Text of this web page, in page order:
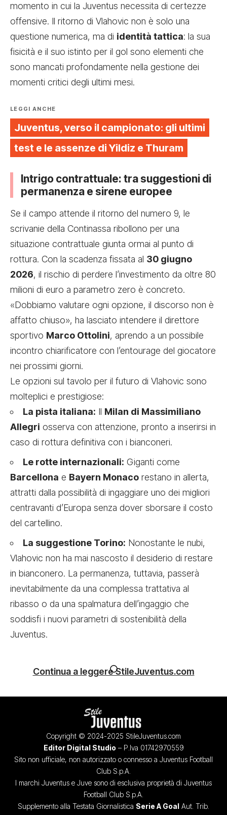
momento in cui la Juventus necessita di certezze
offensive. Il ritorno di Vlahovic non è solo una
questione numerica, ma di identità tattica: la sua
fisicità e il suo istinto per il gol sono elementi che
sono mancati profondamente nella gestione dei
momenti critici degli ultimi mesi.
LEGGI ANCHE
Juventus, verso il campionato: gli ultimi
test e le assenze di Yildiz e Thuram
Intrigo contrattuale: tra suggestioni di
permanenza e sirene europee
Se il campo attende il ritorno del numero 9, le
scrivanie della Continassa ribollono per una
situazione contrattuale giunta ormai al punto di
rottura. Con la scadenza fissata al 30 giugno
2026, il rischio di perdere l’investimento da oltre 80
milioni di euro a parametro zero è concreto.
«Dobbiamo valutare ogni opzione, il discorso non è
affatto chiuso», ha lasciato intendere il direttore
sportivo Marco Ottolini, aprendo a un possibile
incontro chiarificatore con l’entourage del giocatore
nei prossimi giorni.
Le opzioni sul tavolo per il futuro di Vlahovic sono
molteplici e prestigiose:
La pista italiana: Il Milan di Massimiliano
Allegri osserva con attenzione, pronto a inserirsi in
caso di rottura definitiva con i bianconeri.
Le rotte internazionali: Giganti come
Barcellona e Bayern Monaco restano in allerta,
attratti dalla possibilità di ingaggiare uno dei migliori
centravanti d’Europa senza dover sborsare il costo
del cartellino.
La suggestione Torino: Nonostante le nubi,
Vlahovic non ha mai nascosto il desiderio di restare
in bianconero. La permanenza, tuttavia, passerà
inevitabilmente da una complessa trattativa al
ribasso o da una spalmatura dell’ingaggio che
soddisfi i nuovi parametri di sostenibilità della
Juventus.
Continua a leggere StileJuventus.com
Copyright © 2024-2025 StileJuventus.com
Editor Digital Studio – P.Iva 01742970559
Sito non ufficiale, non autorizzato o connesso a Juventus Football
Club S.p.A.
I marchi Juventus e Juve sono di esclusiva proprietà di Juventus
Football Club S.p.A.
Supplemento alla Testata Giornalistica Serie A Goal Aut. Trib.